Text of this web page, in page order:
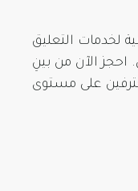
لخدمات التعليق
احجز الآن من بينِ
على مستوى